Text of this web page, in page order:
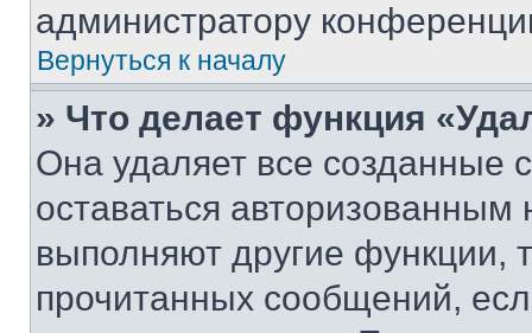
администратору
Вернуться к началу
» Что делает функция
Она удаляет все созданные
оставаться
выполняют другие функции,
прочитанных сообщений,